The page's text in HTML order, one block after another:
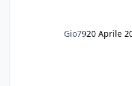
Gio7920 Aprile